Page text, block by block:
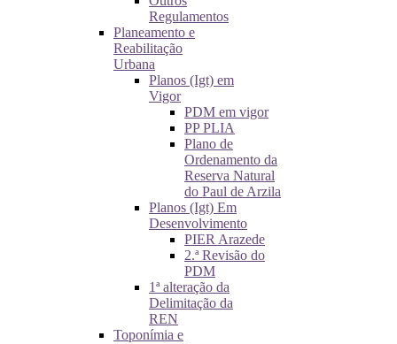
Regulamentos
Planeamento e
Reabilitação
Urbana
Planos (Igt) em
Vigor
PDM em vigor
PP PLIA
Plano de
Ordenamento da
Reserva Natural
do Paul de Arzila
Planos (Igt) Em
Desenvolvimento
PIER Arazede
2.ª Revisão do
PDM
1ª alteração da
Delimitação da
REN
Toponímia e